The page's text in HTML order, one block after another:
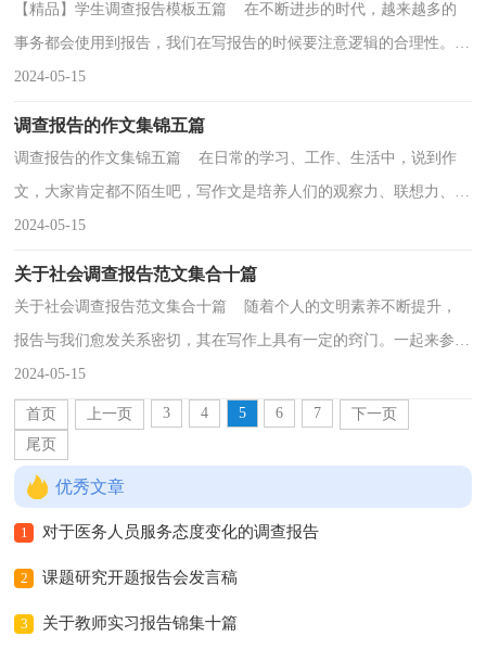
【精品】学生调查报告模板五篇 在不断进步的时代，越来越多的
事务都会使用到报告，我们在写报告的时候要注意逻辑的合理性。一
听到写报告马上头昏脑涨？下面是小编整理的学生调...
2024-05-15
调查报告的作文集锦五篇
调查报告的作文集锦五篇 在日常的学习、工作、生活中，说到作
文，大家肯定都不陌生吧，写作文是培养人们的观察力、联想力、想
象力、思考力和记忆力的重要手段。还是对作文一筹...
2024-05-15
关于社会调查报告范文集合十篇
关于社会调查报告范文集合十篇 随着个人的文明素养不断提升，
报告与我们愈发关系密切，其在写作上具有一定的窍门。一起来参考
报告是怎么写的吧，下面是小编为大家整理的社会调...
2024-05-15
首页 上一页 3 4 5 6 7
下一页
尾页
优秀文章
1 对于医务人员服务态度变化的调查报告
2 课题研究开题报告会发言稿
3 关于教师实习报告锦集十篇